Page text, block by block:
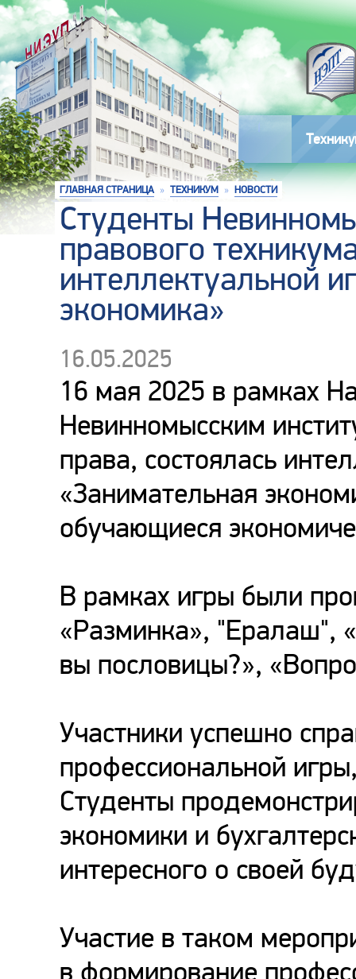
ГЛАВНАЯ СТРАНИЦА » ТЕХНИКУМ » НОВОСТИ
Студенты
правового
интеллектуальной
экономика»
16.05.2025
16 мая 2025 в рамках
Невинномысским
права, состоялась
«Занимательная
обучающиеся
В рамках игры были
«Разминка», "Ералаш",
вы пословицы?»,
Участники успешно
профессиональной
Студенты
экономики и
интересного о своей
Участие в таком